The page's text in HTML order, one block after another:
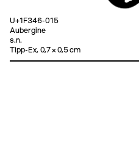
U+1F346-015
Aubergine
s.n.
Tipp-Ex, 0,7 × 0,5 cm